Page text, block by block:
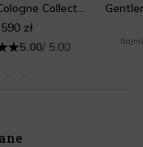
Nomade Cologne Collection Set
590 zł
5.00/ 5.00